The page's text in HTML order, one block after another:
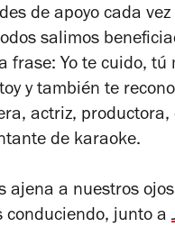
de apoyo cada
salimos
frase: Yo te cuido, tú
y también te
actriz, productora,
de karaoke.
ajena a nuestros
conduciendo, junto a